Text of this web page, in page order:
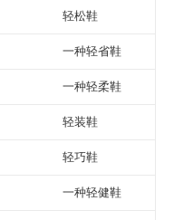
轻松鞋
一种轻省鞋
一种轻柔鞋
轻装鞋
轻巧鞋
一种轻健鞋